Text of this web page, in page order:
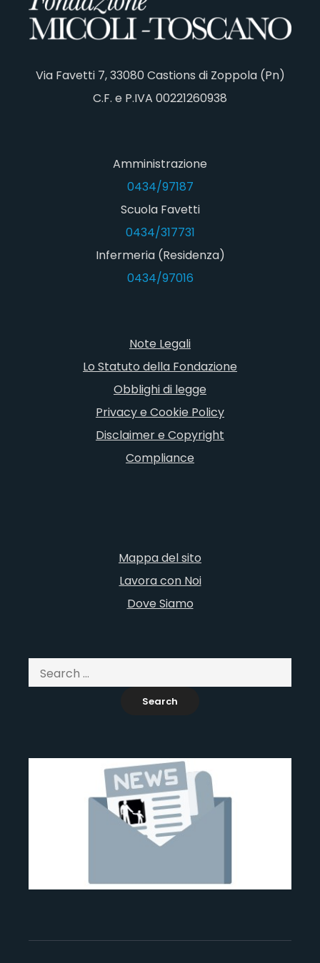
Via Favetti 7, 33080 Castions di Zoppola (Pn)
C.F. e P.IVA 00221260938
Amministrazione
0434/97187
Scuola Favetti
0434/317731
Infermeria (Residenza)
0434/97016
Note Legali
Lo Statuto della Fondazione
Obblighi di legge
Privacy e Cookie Policy
Disclaimer e Copyright
Compliance
Mappa del sito
Lavora con Noi
Dove Siamo